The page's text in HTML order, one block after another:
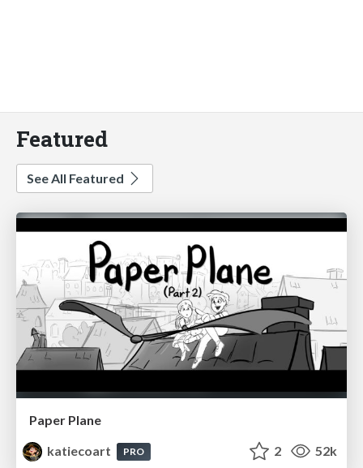
Featured
See All Featured
Paper Plane
katiecoart
PRO 2 52k